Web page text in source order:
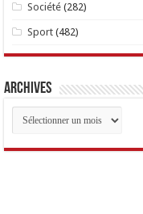
Société (282)
Sport (482)
Archives
Archives